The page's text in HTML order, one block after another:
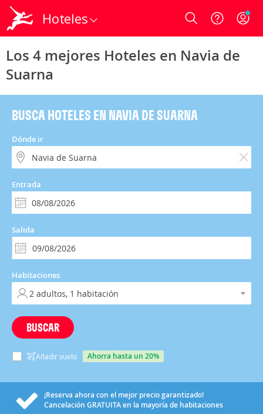
Hoteles Login
Los 4 mejores Hoteles en Navia de
Suarna
BUSCA HOTELES EN NAVIA DE SUARNA
Dónde ir
Entrada
Salida
Habitaciones
BUSCAR
Añadir vuelo ahorra hasta un 20%
¡Reserva ahora con el mejor precio garantizado!
Cancelación GRATUITAen la mayoría de habitaciones